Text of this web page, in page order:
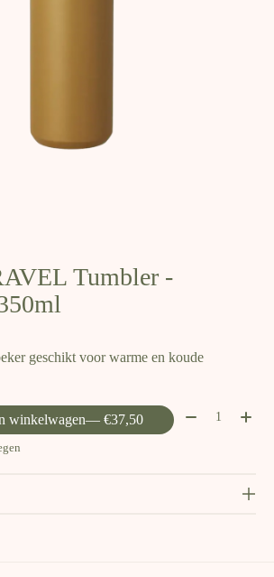
Tumbler -
geschikt voor warme en koude
winkelwagen — €37,50 Aantal: